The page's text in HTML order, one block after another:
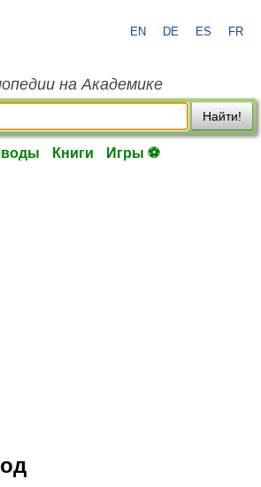
EN DE ES FR
на Академике
Найти!
Книги Игры ⚽